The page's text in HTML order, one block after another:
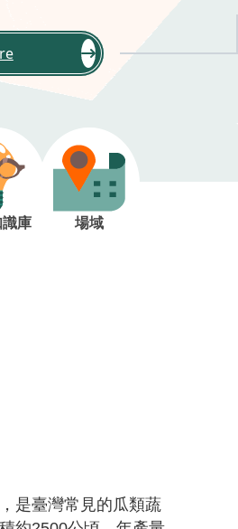
庫 場域
是臺灣常見的瓜類蔬